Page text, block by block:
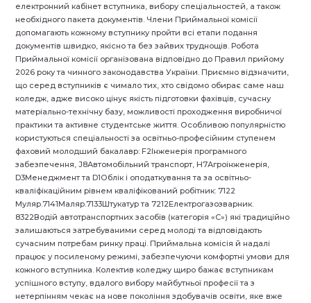
електронний кабінет вступника, вибору спеціальностей, а також
необхідного пакета документів. Члени Приймальної комісії
допомагають кожному вступнику пройти всі етапи подання
документів швидко, якісно та без зайвих труднощів. Робота
Приймальної комісії організована відповідно до Правил прийому
2026 року та чинного законодавства України. Приємно відзначити,
що серед вступників є чимало тих, хто свідомо обирає саме наш
коледж, адже високо цінує якість підготовки фахівців, сучасну
матеріально-технічну базу, можливості проходження виробничої
практики та активне студентське життя. Особливою популярністю
користуються спеціальності за освітньо-професійним ступенем
фаховий молодший бакалавр: F2Інженерія програмного
забезпечення, J8Автомобільний транспорт, H7Агроінженерія,
D3Менеджмент та D1Облік і оподаткування та за освітньо-
кваліфікаційним рівнем кваліфікований робітник: 7122
Муляр.7141Маляр.7133Штукатур та 7212Електрогазозварник.
8322Водій автотранспортних засобів (категорія «С») які традиційно
залишаються затребуваними серед молоді та відповідають
сучасним потребам ринку праці. Приймальна комісія й надалі
працює у посиленому режимі, забезпечуючи комфортні умови для
кожного вступника. Колектив коледжу щиро бажає вступникам
успішного вступу, вдалого вибору майбутньої професії та з
нетерпінням чекає на нове покоління здобувачів освіти, яке вже